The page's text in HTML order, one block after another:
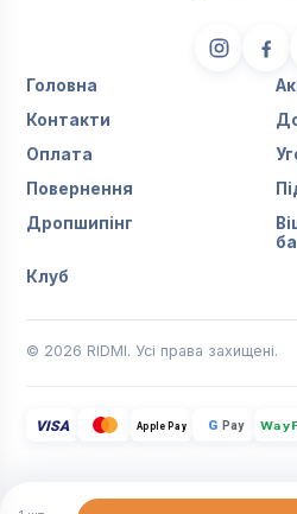
Головна
Контакти
Оплата
Повернення
Дропшипінг
Клуб
© 2026 RIDMI. Усі права захищені.
VISA Apple Pay G Pay